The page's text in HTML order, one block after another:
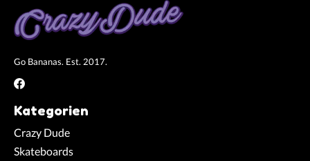
Go Bananas. Est. 2017.
Kategorien
Crazy Dude
Skateboards